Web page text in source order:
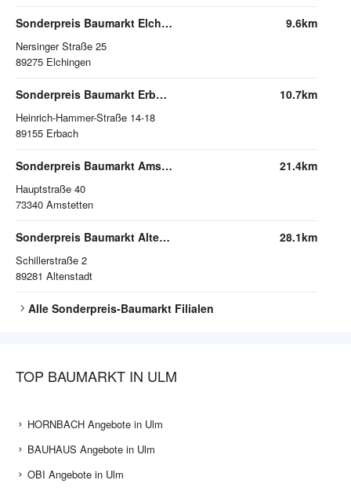
Sonderpreis Baumarkt Elchingen
Nersinger Straße 25
89275 Elchingen
9.6km
Sonderpreis Baumarkt Erbach
Heinrich-Hammer-Straße 14-18
89155 Erbach
10.7km
Sonderpreis Baumarkt Amstetten
Hauptstraße 40
73340 Amstetten
21.4km
Sonderpreis Baumarkt Altenstadt
Schillerstraße 2
89281 Altenstadt
28.1km
Alle Sonderpreis-Baumarkt Filialen
TOP BAUMARKT IN ULM
HORNBACH Angebote in Ulm
BAUHAUS Angebote in Ulm
OBI Angebote in Ulm